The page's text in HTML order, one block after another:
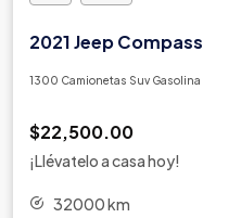
2021 Jeep Compass
1300 Camionetas Suv Gasolina
$22,500.00
¡Llévatelo a casa hoy!
32000 km